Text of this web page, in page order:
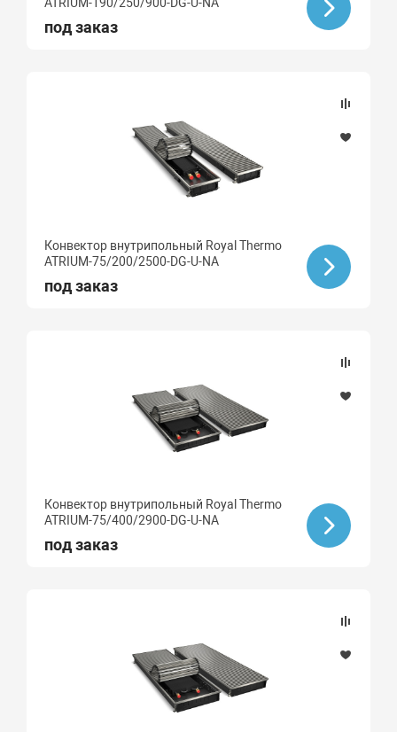
под заказ
Конвектор внутрипольный Royal Thermo
ATRIUM-75/200/2500-DG-U-NA
под заказ
Конвектор внутрипольный Royal Thermo
ATRIUM-75/400/2900-DG-U-NA
под заказ